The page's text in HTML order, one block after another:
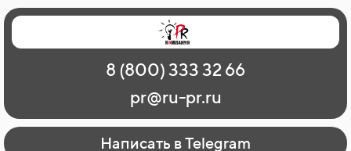
Главная
Наши работы
О рекламе
Регионы
Контакты
8 (800) 333 32 66
pr@ru-pr.ru
Написать в Telegram